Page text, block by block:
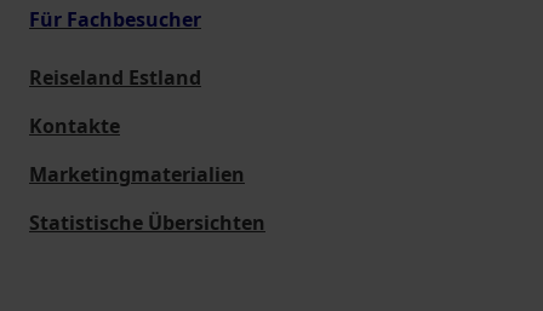
Für Fachbesucher
Reiseland Estland
Kontakte
Marketingmaterialien
Statistische Übersichten